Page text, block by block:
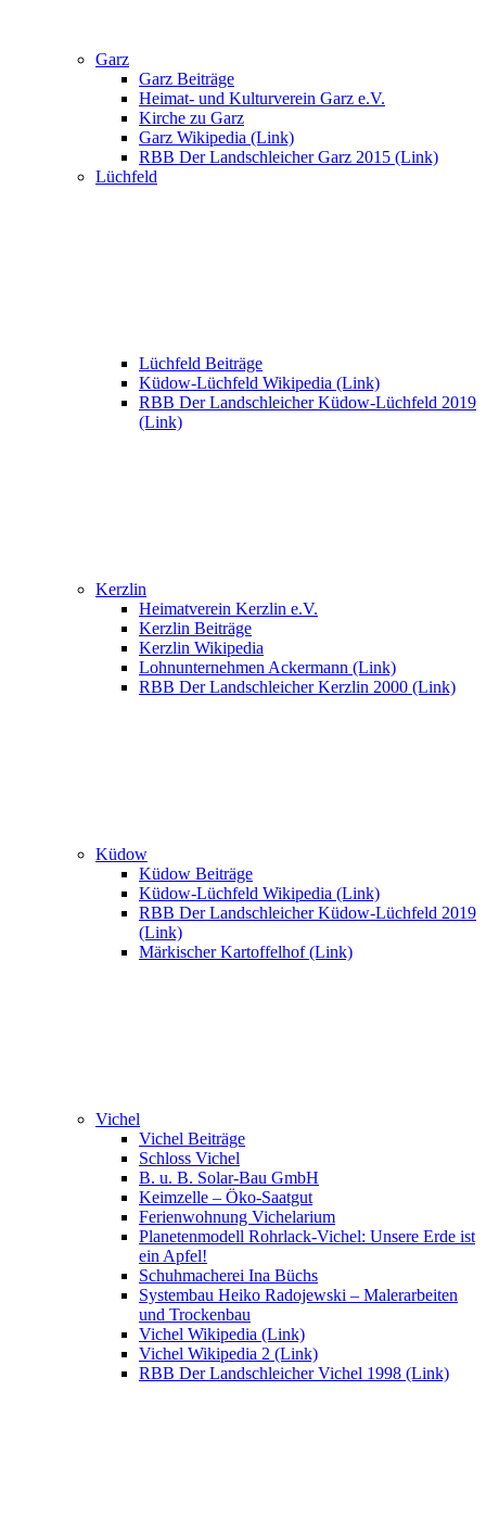
Garz
Garz Beiträge
Heimat- und Kulturverein Garz e.V.
Kirche zu Garz
Garz Wikipedia (Link)
RBB Der Landschleicher Garz 2015 (Link)
Lüchfeld
Lüchfeld Beiträge
Küdow-Lüchfeld Wikipedia (Link)
RBB Der Landschleicher Küdow-Lüchfeld 2019
(Link)
Kerzlin
Heimatverein Kerzlin e.V.
Kerzlin Beiträge
Kerzlin Wikipedia
Lohnunternehmen Ackermann (Link)
RBB Der Landschleicher Kerzlin 2000 (Link)
Küdow
Küdow Beiträge
Küdow-Lüchfeld Wikipedia (Link)
RBB Der Landschleicher Küdow-Lüchfeld 2019
(Link)
Märkischer Kartoffelhof (Link)
Vichel
Vichel Beiträge
Schloss Vichel
B. u. B. Solar-Bau GmbH
Keimzelle – Öko-Saatgut
Ferienwohnung Vichelarium
Planetenmodell Rohrlack-Vichel: Unsere Erde ist
ein Apfel!
Schuhmacherei Ina Büchs
Systembau Heiko Radojewski – Malerarbeiten
und Trockenbau
Vichel Wikipedia (Link)
Vichel Wikipedia 2 (Link)
RBB Der Landschleicher Vichel 1998 (Link)